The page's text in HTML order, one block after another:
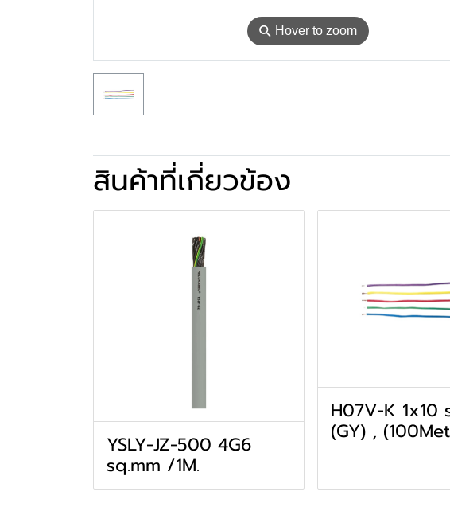
⚲ Hover to zoom
สินค้าที่เกี่ยวข้อง
YSLY-JZ-500 4G6
sq.mm /1M.
H07V-K 1x10
(GY) ,